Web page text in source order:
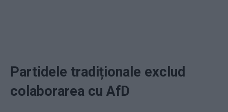
Partidele tradiționale exclud
colaborarea cu AfD